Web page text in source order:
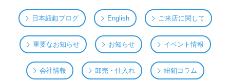
日本紐釦ブログ English ご来店に関して
重要なお知らせ お知らせ イベント情報
会社情報 卸売・仕入れ 紐釦コラム